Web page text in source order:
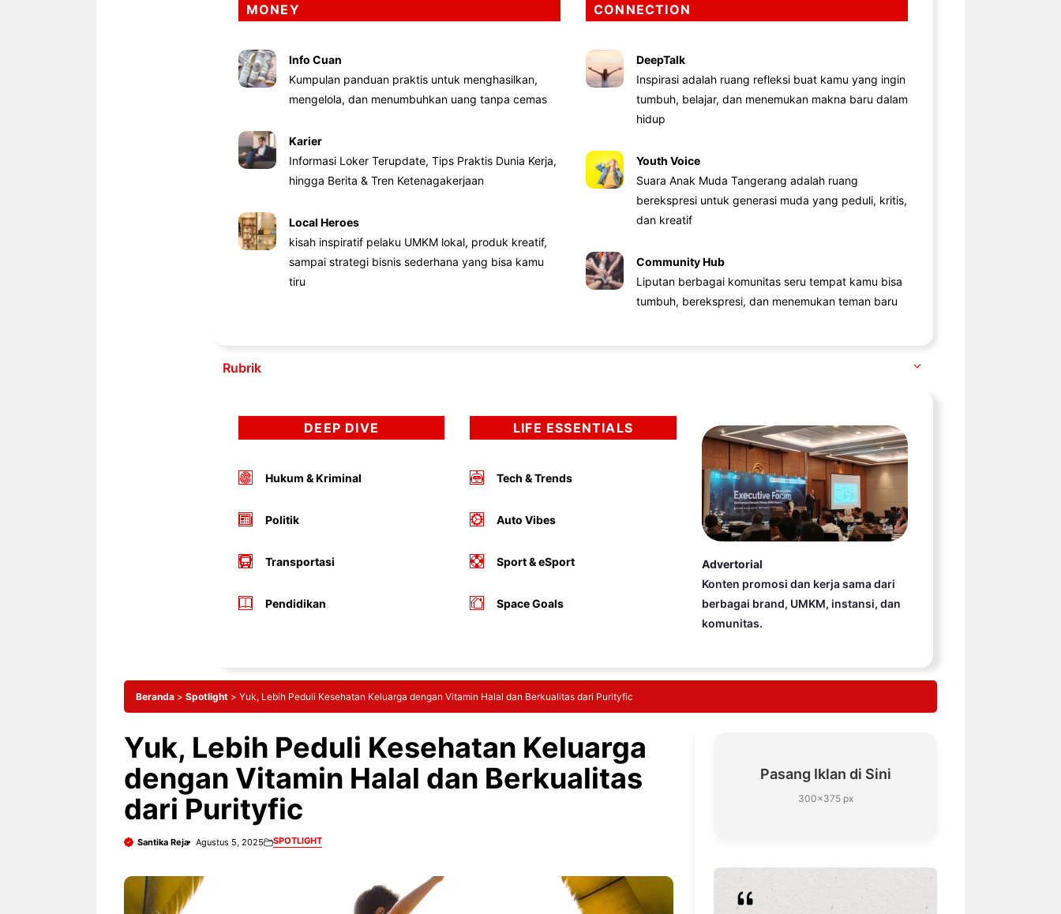
MONEY
Info Cuan
Kumpulan panduan praktis untuk menghasilkan,
mengelola, dan menumbuhkan uang tanpa cemas
Karier
Informasi Loker Terupdate, Tips Praktis Dunia Kerja,
hingga Berita & Tren Ketenagakerjaan
Local Heroes
kisah inspiratif pelaku UMKM lokal, produk kreatif,
sampai strategi bisnis sederhana yang bisa kamu
tiru
CONNECTION
DeepTalk
Inspirasi adalah ruang refleksi buat kamu yang ingin
tumbuh, belajar, dan menemukan makna baru dalam
hidup
Youth Voice
Suara Anak Muda Tangerang adalah ruang
berekspresi untuk generasi muda yang peduli, kritis,
dan kreatif
Community Hub
Liputan berbagai komunitas seru tempat kamu bisa
tumbuh, berekspresi, dan menemukan teman baru
Rubrik
DEEP DIVE
Hukum & Kriminal
Politik
Transportasi
Pendidikan
LIFE ESSENTIALS
Tech & Trends
Auto Vibes
Sport & eSport
Space Goals
Advertorial
Konten promosi dan kerja sama dari
berbagai brand, UMKM, instansi, dan
komunitas.
Beranda > Spotlight > Yuk, Lebih Peduli Kesehatan Keluarga dengan Vitamin Halal dan Berkualitas dari Purityfic
Yuk, Lebih Peduli Kesehatan Keluarga
dengan Vitamin Halal dan Berkualitas
dari Purityfic
Santika Reja Agustus 5, 2025 SPOTLIGHT
Pasang Iklan di Sini
300×375 px